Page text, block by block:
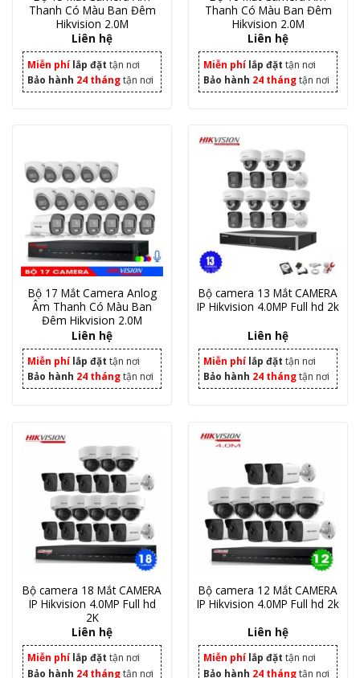
Thanh Có Màu Ban Đêm
Hikvision 2.0M
Liên hệ
Miễn phí lắp đặt tận nơi
Bảo hành 24 thángtận nơi
Thanh Có Màu Ban Đêm
Hikvision 2.0M
Liên hệ
Miễn phí lắp đặt tận nơi
Bảo hành 24 thángtận nơi
Bộ 17 Mắt Camera Anlog
Âm Thanh Có Màu Ban
Đêm Hikvision 2.0M
Liên hệ
Miễn phí lắp đặt tận nơi
Bảo hành 24 thángtận nơi
Bộ camera 13 Mắt CAMERA
IP Hikvision 4.0MP Full hd 2k
Liên hệ
Miễn phí lắp đặt tận nơi
Bảo hành 24 thángtận nơi
Bộ camera 18 Mắt CAMERA
IP Hikvision 4.0MP Full hd
2K
Liên hệ
Miễn phí lắp đặt tận nơi
Bảo hành 24 thángtận nơi
Bộ camera 12 Mắt CAMERA
IP Hikvision 4.0MP Full hd 2k
Liên hệ
Miễn phí lắp đặt tận nơi
Bảo hành 24 thángtận nơi